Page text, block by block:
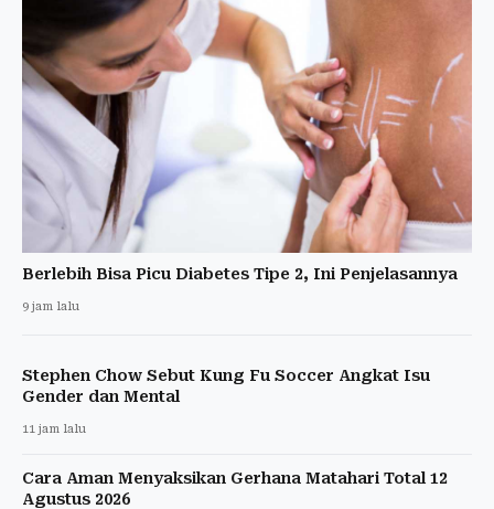
Berlebih Bisa Picu Diabetes Tipe 2, Ini Penjelasannya
9 jam lalu
Stephen Chow Sebut Kung Fu Soccer Angkat Isu
Gender dan Mental
11 jam lalu
Cara Aman Menyaksikan Gerhana Matahari Total 12
Agustus 2026